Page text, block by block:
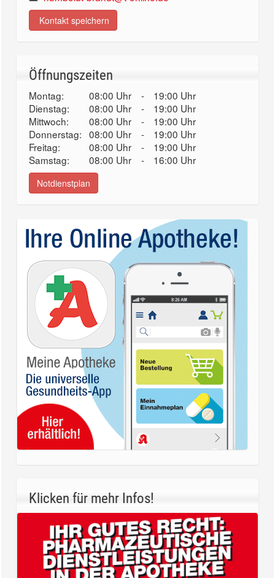
Kontakt speichern
Öffnungszeiten
Montag: 08:00 Uhr -
19:00 Uhr
Dienstag:
08:00 Uhr -
19:00 Uhr
Mittwoch:
08:00 Uhr -
19:00 Uhr
Donnerstag: 08:00 Uhr -
19:00 Uhr
Freitag:
08:00 Uhr -
19:00 Uhr
Samstag:
08:00 Uhr - 16:00 Uhr
Notdienstplan
Klicken für mehr Infos!